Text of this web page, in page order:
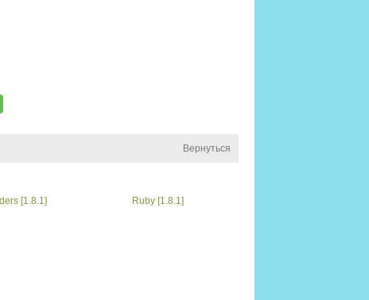
Вернуться
[1.8.1] Ruby [1.8.1]